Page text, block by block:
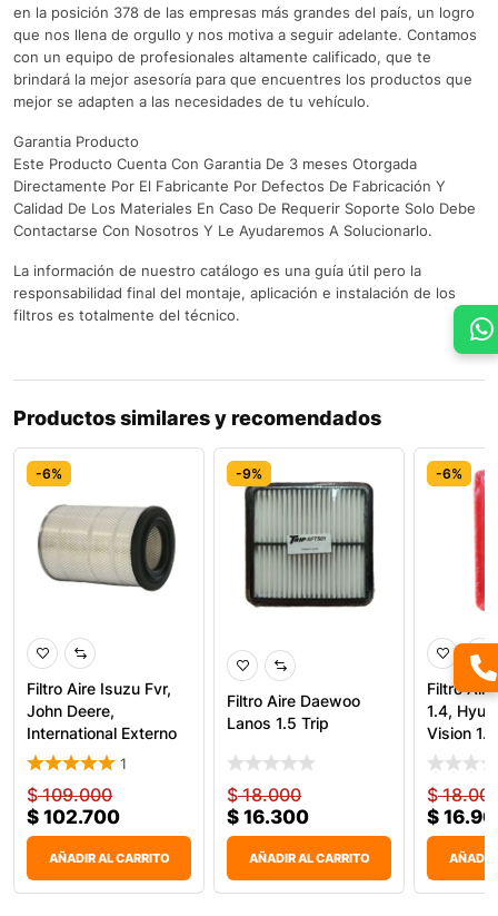
en la posición 378 de las empresas más grandes del país, un logro
que nos llena de orgullo y nos motiva a seguir adelante. Contamos
con un equipo de profesionales altamente calificado, que te
brindará la mejor asesoría para que encuentres los productos que
mejor se adapten a las necesidades de tu vehículo.
Garantia Producto
Este Producto Cuenta Con Garantia De 3 meses Otorgada
Directamente Por El Fabricante Por Defectos De Fabricación Y
Calidad De Los Materiales En Caso De Requerir Soporte Solo Debe
Contactarse Con Nosotros Y Le Ayudaremos A Solucionarlo.
La información de nuestro catálogo es una guía útil pero la
responsabilidad final del montaje, aplicación e instalación de los
filtros es totalmente del técnico.
Productos similares y recomendados
-6%
Filtro Aire Isuzu Fvr,
John Deere,
International Externo
1
$109.000
$ 102.700
AÑADIR AL CARRITO
-9%
Filtro Aire Daewoo
Lanos 1.5 Trip
$18.000
$ 16.300
AÑADIR AL CARRITO
-6%
Filtro
1.4,
Vision 1.6
$
$
AÑADIR